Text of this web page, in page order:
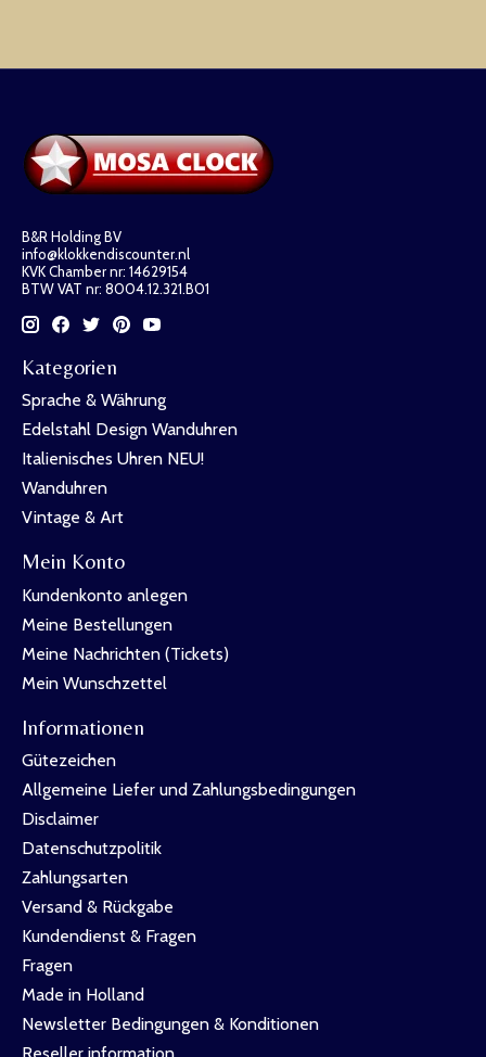
B&R Holding BV
info@klokkendiscounter.nl
KVK Chamber nr: 14629154
BTW VAT nr: 8004.12.321.B01
Kategorien
Sprache & Währung
Edelstahl Design Wanduhren
Italienisches Uhren NEU!
Wanduhren
Vintage & Art
Mein Konto
Kundenkonto anlegen
Meine Bestellungen
Meine Nachrichten (Tickets)
Mein Wunschzettel
Informationen
Gütezeichen
Allgemeine Liefer und Zahlungsbedingungen
Disclaimer
Datenschutzpolitik
Zahlungsarten
Versand & Rückgabe
Kundendienst & Fragen
Fragen
Made in Holland
Newsletter Bedingungen & Konditionen